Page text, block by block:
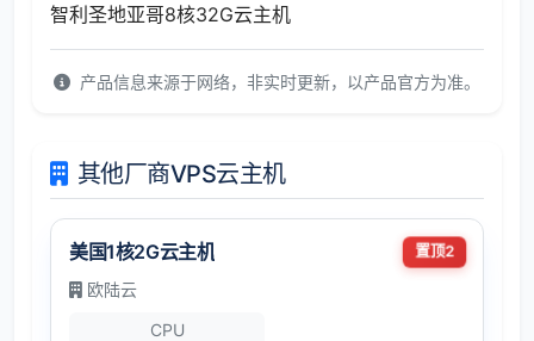
智利圣地亚哥8核32G云主机
产品信息来源于网络，非实时更新，以产品官方为准。
其他厂商VPS云主机
美国1核2G云主机 置顶2
欧陆云
CPU